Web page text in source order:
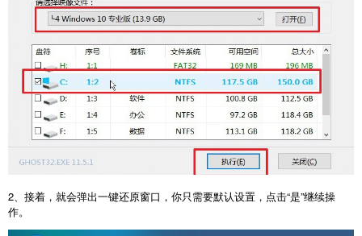
2、接着，就会弹出一键还原窗口，你只需要默认设置，点击“是”继续操
作。